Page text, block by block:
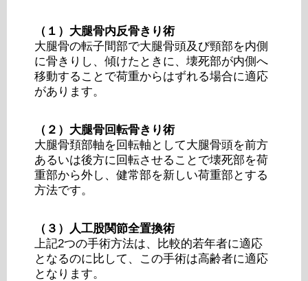
（１）大腿骨内反骨きり術
大腿骨の転子間部で大腿骨頭及び頸部を内側
に骨きりし、傾けたときに、壊死部が内側へ
移動することで荷重からはずれる場合に適応
があります。
（２）大腿骨回転骨きり術
大腿骨頚部軸を回転軸として大腿骨頭を前方
あるいは後方に回転させることで壊死部を荷
重部から外し、健常部を新しい荷重部とする
方法です。
（３）人工股関節全置換術
上記2つの手術方法は、比較的若年者に適応
となるのに比して、この手術は高齢者に適応
となります。